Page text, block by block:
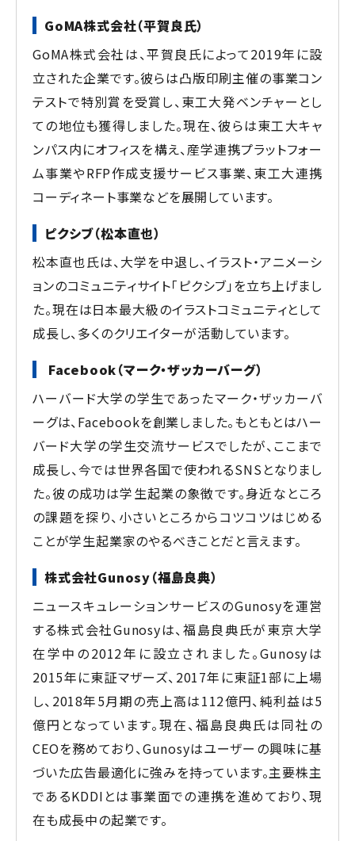
GoMA株式会社（平賀良氏）
GoMA株式会社は、平賀良氏によって2019年に設
立された企業です。彼らは凸版印刷主催の事業コン
テストで特別賞を受賞し、東工大発ベンチャーとし
ての地位も獲得しました。現在、彼らは東工大キャ
ンパス内にオフィスを構え、産学連携プラットフォー
ム事業やRFP作成支援サービス事業、東工大連携
コーディネート事業などを展開しています。
ピクシブ（松本直也）
松本直也氏は、大学を中退し、イラスト・アニメーシ
ョンのコミュニティサイト「ピクシブ」を立ち上げまし
た。現在は日本最大級のイラストコミュニティとして
成長し、多くのクリエイターが活動しています。
Facebook（マーク・ザッカーバーグ）
ハーバード大学の学生であったマーク・ザッカーバ
ーグは、Facebookを創業しました。もともとはハー
バード大学の学生交流サービスでしたが、ここまで
成長し、今では世界各国で使われるSNSとなりまし
た。彼の成功は学生起業の象徴です。身近なところ
の課題を探り、小さいところからコツコツはじめる
ことが学生起業家のやるべきことだと言えます。
株式会社Gunosy（福島良典）
ニュースキュレーションサービスのGunosyを運営
する株式会社Gunosyは、福島良典氏が東京大学
在学中の2012年に設立されました。Gunosyは
2015年に東証マザーズ、2017年に東証1部に上場
し、2018年5月期の売上高は112億円、純利益は5
億円となっています。現在、福島良典氏は同社の
CEOを務めており、Gunosyはユーザーの興味に基
づいた広告最適化に強みを持っています。主要株主
であるKDDIとは事業面での連携を進めており、現
在も成長中の起業です。